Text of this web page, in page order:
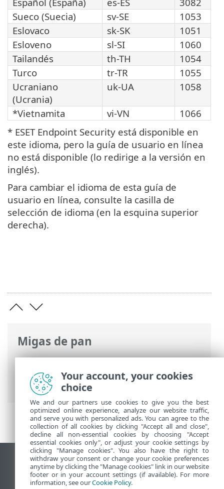
Migas de pan
Ayuda en línea de ESET>ESET Endpoint
Security >Características técnicas >
Idiomas compatibles
Sueco (Suecia)
sv-SE
1053
Eslovaco
sk-SK
1051
Esloveno
sl-SI
1060
Tailandés
th-TH
1054
Turco
tr-TR
1055
Ucraniano
(Ucrania)
uk-UA 1058
*Vietnamita vi-VN
1066
* ESET Endpoint Security está disponible en
este idioma, pero la guía de usuario en línea
no está disponible (lo redirige a la versión en
inglés).
Para cambiar el idioma de esta guía de
usuario en línea, consulte la casilla de
selección de idioma (en la esquina superior
derecha).
Ver sitio del escritorio
End of Life
Your account, your cookies
choice
We and our partners use cookies to give you the best
optimized online experience, analyze our website traffic,
and serve you with personalized ads. You can agree to the
collection of all cookies by clicking "Accept all and close",
decline all non-essential cookies by choosing "Accept
essential cookies only", or adjust your cookie settings by
clicking "Manage cookies". You also have the right to
withdraw your consent or change your cookie preferences
anytime by clicking the "Manage cookies" link in our website
footer or in your account settings (if available). For more
information, see ourCookie Policy.